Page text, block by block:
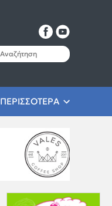
ΠΕΡΙΣΣΟΤΕΡΑ